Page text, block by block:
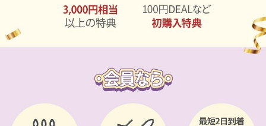
カスタマーサービス
ショッピングガイド
アプリダウンロード